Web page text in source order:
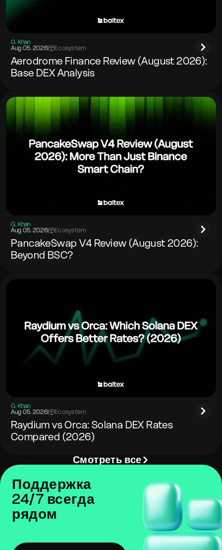
G. Khan
Aug 05. 2026| Ecosystem
Aerodrome Finance Review (August 2026):
Base DEX Analysis
G. Khan
Aug 05. 2026| Ecosystem
PancakeSwap V4 Review (August 2026):
Beyond BSC?
G. Khan
Aug 05. 2026| Ecosystem
Raydium vs Orca: Solana DEX Rates
Compared (2026)
Смотреть все
Поддержка
24/7 всегда
рядом